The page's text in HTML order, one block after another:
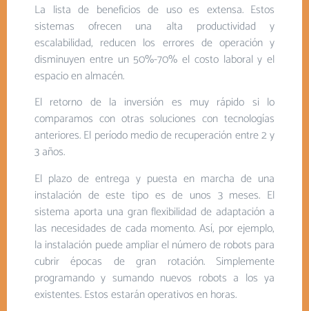
La lista de beneficios de uso es extensa. Estos
sistemas ofrecen una alta productividad y
escalabilidad, reducen los errores de operación y
disminuyen entre un 50%-70% el costo laboral y el
espacio en almacén.
El retorno de la inversión es muy rápido si lo
comparamos con otras soluciones con tecnologías
anteriores. El período medio de recuperación entre 2 y
3 años.
El plazo de entrega y puesta en marcha de una
instalación de este tipo es de unos 3 meses. El
sistema aporta una gran flexibilidad de adaptación a
las necesidades de cada momento. Así, por ejemplo,
la instalación puede ampliar el número de robots para
cubrir épocas de gran rotación. Simplemente
programando y sumando nuevos robots a los ya
existentes. Estos estarán operativos en horas.